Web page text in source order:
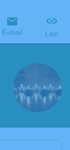
E-mail Lien